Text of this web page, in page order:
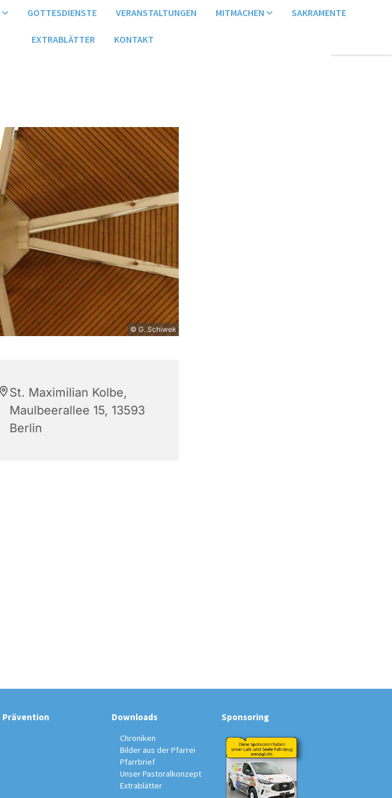
GOTTESDIENSTE VERANSTALTUNGEN MITMACHEN SAKRAMENTE
EXTRABLÄTTER KONTAKT
© G. Schiwek
St. Maximilian Kolbe,
Maulbeerallee 15, 13593
Berlin
Prävention Downloads
Chroniken
Bilder aus der Pfarrei
Pfarrbrief
Unser Pastoralkonzept
Extrablätter
Sponsoring